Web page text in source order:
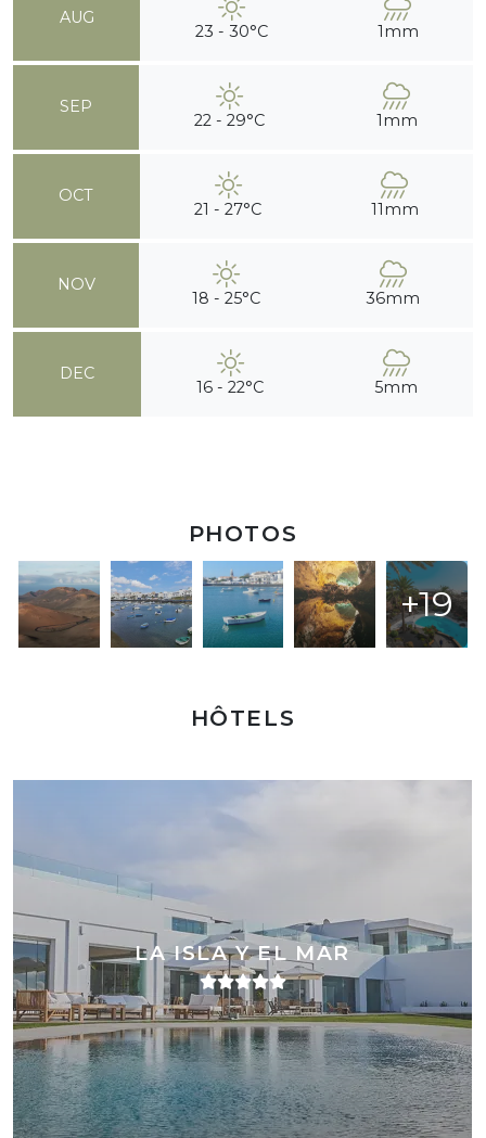
AUG
23 - 30°C 1mm
SEP
22 - 29°C 1mm
OCT
21 - 27°C 11mm
NOV
18 - 25°C 36mm
DEC
16 - 22°C 5mm
PHOTOS
+19
HÔTELS
LA ISLA Y EL MAR